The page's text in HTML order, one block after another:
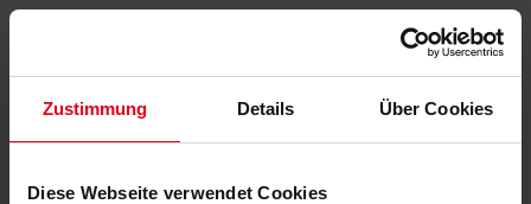
Zustimmung Details Über Cookies
Diese Webseite verwendet Cookies